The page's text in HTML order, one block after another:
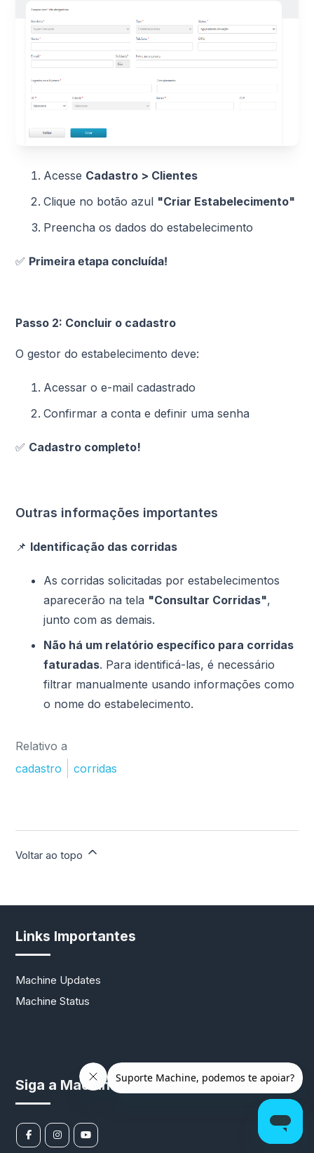
Acesse Cadastro > Clientes
Clique no botão azul "Criar Estabelecimento"
Preencha os dados do estabelecimento
✅ Primeira etapa concluída!
Passo 2: Concluir o cadastro
O gestor do estabelecimento deve:
Acessar o e-mail cadastrado
Confirmar a conta e definir uma senha
✅ Cadastro completo!
Outras informações importantes
📌 Identificação das corridas
As corridas solicitadas por estabelecimentos
aparecerão na tela "Consultar Corridas",
junto com as demais.
Não há um relatório específico para corridas
faturadas. Para identificá-las, é necessário
filtrar manualmente usando informações como
o nome do estabelecimento.
Relativo a
cadastro
corridas
Voltar ao topo
Links Importantes
Machine Updates
Machine Status
Siga a Machine